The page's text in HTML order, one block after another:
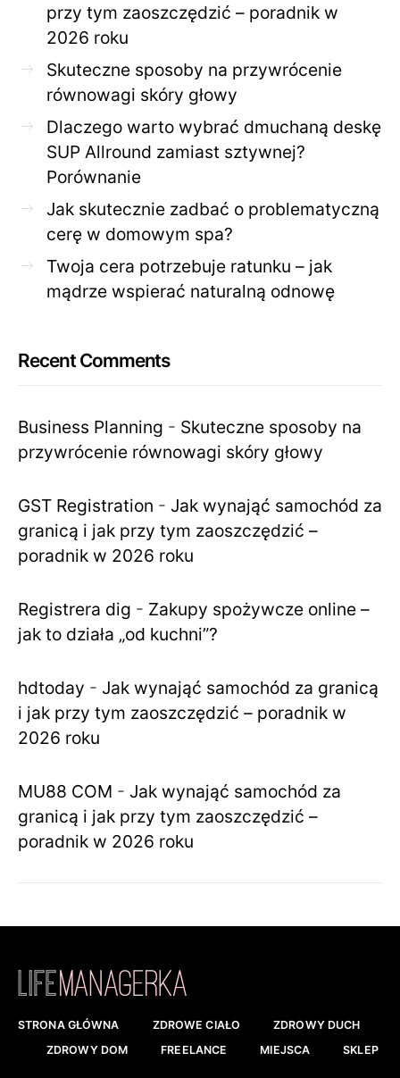
przy tym zaoszczędzić – poradnik w
2026 roku
Skuteczne sposoby na przywrócenie
równowagi skóry głowy
Dlaczego warto wybrać dmuchaną deskę
SUP Allround zamiast sztywnej?
Porównanie
Jak skutecznie zadbać o problematyczną
cerę w domowym spa?
Twoja cera potrzebuje ratunku – jak
mądrze wspierać naturalną odnowę
Recent Comments
Business Planning - Skuteczne sposoby na
przywrócenie równowagi skóry głowy
GST Registration - Jak wynająć samochód za
granicą i jak przy tym zaoszczędzić –
poradnik w 2026 roku
Registrera dig - Zakupy spożywcze online –
jak to działa „od kuchni”?
hdtoday - Jak wynająć samochód za granicą
i jak przy tym zaoszczędzić – poradnik w
2026 roku
MU88 COM - Jak wynająć samochód za
granicą i jak przy tym zaoszczędzić –
poradnik w 2026 roku
STRONA GŁÓWNA ZDROWE CIAŁO
ZDROWY DUCH
ZDROWY DOM
FREELANCE MIEJSCA SKLEP